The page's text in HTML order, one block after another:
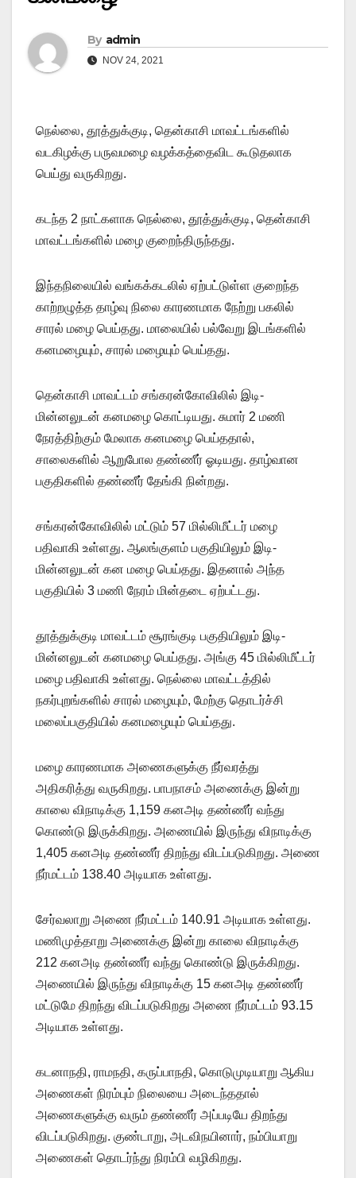
By admin
NOV 24, 2021
நெல்லை, தூத்துக்குடி, தென்காசி மாவட்டங்களில்
வடகிழக்கு பருவமழை வழக்கத்தைவிட கூடுதலாக
பெய்து வருகிறது.
கடந்த 2 நாட்களாக நெல்லை, தூத்துக்குடி, தென்காசி
மாவட்டங்களில் மழை குறைந்திருந்தது.
இந்தநிலையில் வங்கக்கடலில் ஏற்பட்டுள்ள குறைந்த
காற்றழுத்த தாழ்வு நிலை காரணமாக நேற்று பகலில்
சாரல் மழை பெய்தது. மாலையில் பல்வேறு இடங்களில்
கனமழையும், சாரல் மழையும் பெய்தது.
தென்காசி மாவட்டம் சங்கரன்கோவிலில் இடி-
மின்னலுடன் கனமழை கொட்டியது. சுமார் 2 மணி
நேரத்திற்கும் மேலாக கனமழை பெய்ததால்,
சாலைகளில் ஆறுபோல தண்ணீர் ஓடியது. தாழ்வான
பகுதிகளில் தண்ணீர் தேங்கி நின்றது.
சங்கரன்கோவிலில் மட்டும் 57 மில்லிமீட்டர் மழை
பதிவாகி உள்ளது. ஆலங்குளம் பகுதியிலும் இடி-
மின்னலுடன் கன மழை பெய்தது. இதனால் அந்த
பகுதியில் 3 மணி நேரம் மின்தடை ஏற்பட்டது.
தூத்துக்குடி மாவட்டம் சூரங்குடி பகுதியிலும் இடி-
மின்னலுடன் கனமழை பெய்தது. அங்கு 45 மில்லிமீட்டர்
மழை பதிவாகி உள்ளது. நெல்லை மாவட்டத்தில்
நகர்புறங்களில் சாரல் மழையும், மேற்கு தொடர்ச்சி
மலைப்பகுதியில் கனமழையும் பெய்தது.
மழை காரணமாக அணைகளுக்கு நீர்வரத்து
அதிகரித்து வருகிறது. பாபநாசம் அணைக்கு இன்று
காலை விநாடிக்கு 1,159 கனஅடி தண்ணீர் வந்து
கொண்டு இருக்கிறது. அணையில் இருந்து விநாடிக்கு
1,405 கனஅடி தண்ணீர் திறந்து விடப்படுகிறது. அணை
நீர்மட்டம் 138.40 அடியாக உள்ளது.
சேர்வலாறு அணை நீர்மட்டம் 140.91 அடியாக உள்ளது.
மணிமுத்தாறு அணைக்கு இன்று காலை விநாடிக்கு
212 கனஅடி தண்ணீர் வந்து கொண்டு இருக்கிறது.
அணையில் இருந்து விநாடிக்கு 15 கனஅடி தண்ணீர்
மட்டுமே திறந்து விடப்படுகிறது அணை நீர்மட்டம் 93.15
அடியாக உள்ளது.
கடனாநதி, ராமநதி, கருப்பாநதி, கொடுமுடியாறு ஆகிய
அணைகள் நிரம்பும் நிலையை அடைந்ததால்
அணைகளுக்கு வரும் தண்ணீர் அப்படியே திறந்து
விடப்படுகிறது. குண்டாறு, அடவிநயினார், நம்பியாறு
அணைகள் தொடர்ந்து நிரம்பி வழிகிறது.